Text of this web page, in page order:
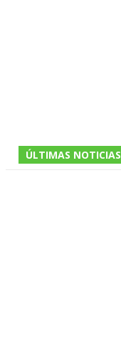
ÚLTIMAS NOTICIAS